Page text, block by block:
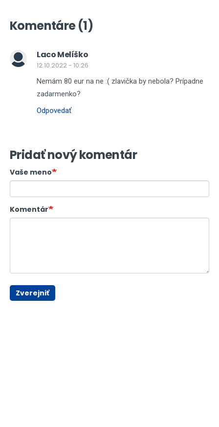
Komentáre (1)
Laco Melíško
12.10.2022 - 10:26
Nemám 80 eur na ne :( zlavička by nebola? Prípadne
zadarmenko?
Odpovedať
Pridať nový komentár
Vaše meno
Komentár
Zverejniť